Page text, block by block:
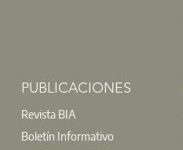
PUBLICACIONES
Revista BIA
Boletín Informativo